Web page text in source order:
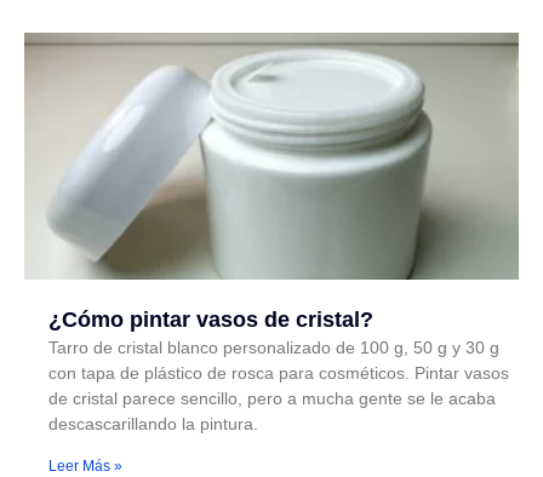
¿Cómo pintar vasos de cristal?
Tarro de cristal blanco personalizado de 100 g, 50 g y 30 g
con tapa de plástico de rosca para cosméticos. Pintar vasos
de cristal parece sencillo, pero a mucha gente se le acaba
descascarillando la pintura.
Leer Más »